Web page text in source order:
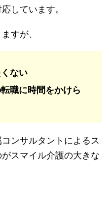
しています。
すが、
ない
職に時間をかけら
ンサルタントによるス
スマイル介護の大きな